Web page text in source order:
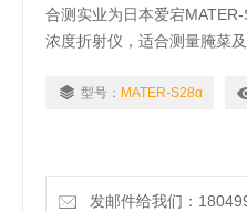
合测实业为日本爱宕
浓度折射仪，适合测量腌菜
型号： MATER-S28α
发邮件给我们：